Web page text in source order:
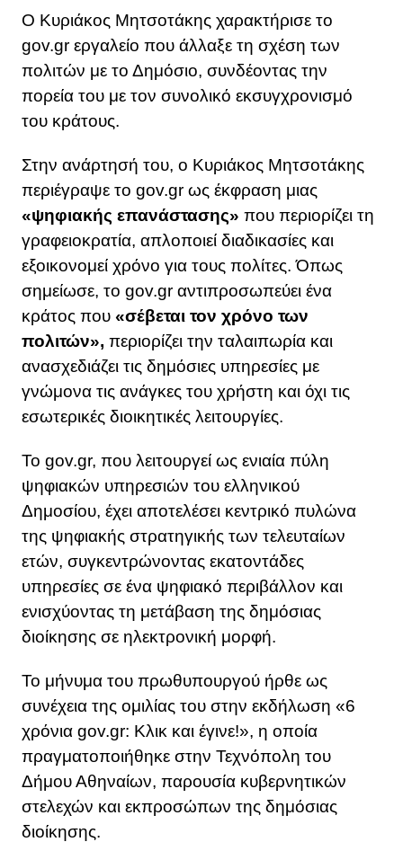
Ο Κυριάκος Μητσοτάκης χαρακτήρισε το
gov.gr εργαλείο που άλλαξε τη σχέση των
πολιτών με το Δημόσιο, συνδέοντας την
πορεία του με τον συνολικό εκσυγχρονισμό
του κράτους.
Στην ανάρτησή του, ο Κυριάκος Μητσοτάκης
περιέγραψε το gov.gr ως έκφραση μιας
«ψηφιακής επανάστασης» που περιορίζει τη
γραφειοκρατία, απλοποιεί διαδικασίες και
εξοικονομεί χρόνο για τους πολίτες. Όπως
σημείωσε, το gov.gr αντιπροσωπεύει ένα
κράτος που «σέβεται τον χρόνο των
πολιτών», περιορίζει την ταλαιπωρία και
ανασχεδιάζει τις δημόσιες υπηρεσίες με
γνώμονα τις ανάγκες του χρήστη και όχι τις
εσωτερικές διοικητικές λειτουργίες.
Το gov.gr, που λειτουργεί ως ενιαία πύλη
ψηφιακών υπηρεσιών του ελληνικού
Δημοσίου, έχει αποτελέσει κεντρικό πυλώνα
της ψηφιακής στρατηγικής των τελευταίων
ετών, συγκεντρώνοντας εκατοντάδες
υπηρεσίες σε ένα ψηφιακό περιβάλλον και
ενισχύοντας τη μετάβαση της δημόσιας
διοίκησης σε ηλεκτρονική μορφή.
Το μήνυμα του πρωθυπουργού ήρθε ως
συνέχεια της ομιλίας του στην εκδήλωση «6
χρόνια gov.gr: Κλικ και έγινε!», η οποία
πραγματοποιήθηκε στην Τεχνόπολη του
Δήμου Αθηναίων, παρουσία κυβερνητικών
στελεχών και εκπροσώπων της δημόσιας
διοίκησης.